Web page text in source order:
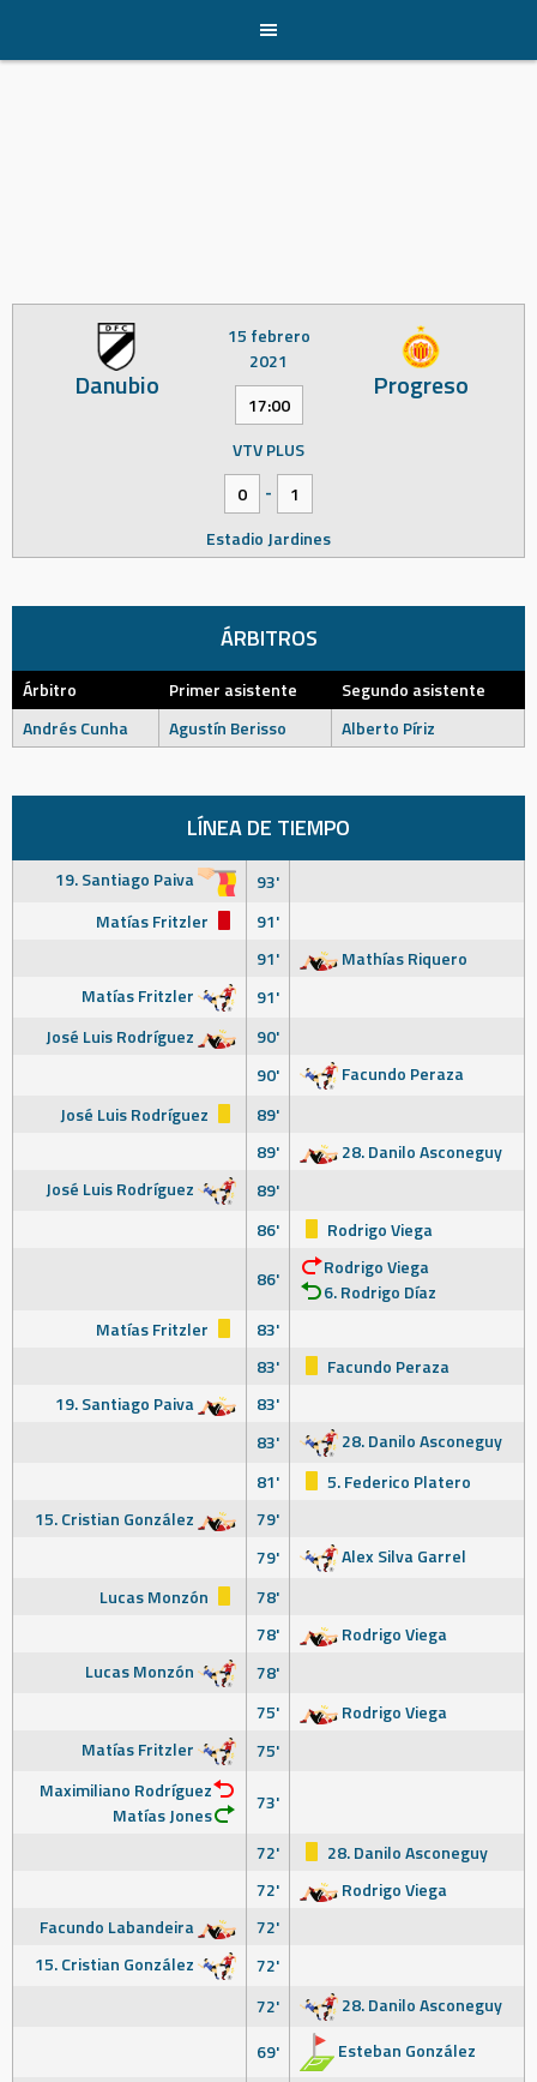
content
Danubio Progreso
15 febrero
2021
17:00
VTV PLUS
0
-
1
Estadio Jardines
ÁRBITROS
Árbitro Primer asistente
Segundo asistente
Andrés Cunha
Agustín Berisso Alberto Píriz
LÍNEA DE TIEMPO
19. Santiago Paiva
93'
Matías Fritzler
91'
91'
Mathías Riquero
Matías Fritzler
91'
José Luis Rodríguez
90'
90'
Facundo Peraza
José Luis Rodríguez
89'
89'
28. Danilo Asconeguy
José Luis Rodríguez
89'
86'
Rodrigo Viega
86'
Rodrigo Viega
6. Rodrigo Díaz
Matías Fritzler
83'
83'
Facundo Peraza
19. Santiago Paiva
83'
83'
28. Danilo Asconeguy
81'
5. Federico Platero
15. Cristian González
79'
79'
Alex Silva Garrel
Lucas Monzón
78'
78'
Rodrigo Viega
Lucas Monzón
78'
75'
Rodrigo Viega
Matías Fritzler
75'
Maximiliano Rodríguez
Matías Jones
73'
72'
28. Danilo Asconeguy
72'
Rodrigo Viega
Facundo Labandeira
72'
15. Cristian González
72'
72'
28. Danilo Asconeguy
69'
Esteban González